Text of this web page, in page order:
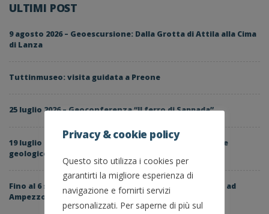
ULTIMI POST
9 agosto 2026 – Geoescursione: Dalla Grotta di Attila alla Cima
di Lanza
Tuttinmuseo: visita guidata a Preone
25 luglio 2026 – Geoconferenza “Il ferro di Sappada”
19 luglio 2026 – Geoescursione: M.te Arvenis, belvedere
geologico nel cuore del Geoparco
Fino al 6 settembre – Mostra: 1976-2026, la terra trema ad
Ampezzo
Privacy & cookie policy
Questo sito utilizza i cookies per
garantirti la migliore esperienza di
navigazione e fornirti servizi
personalizzati. Per saperne di più sul